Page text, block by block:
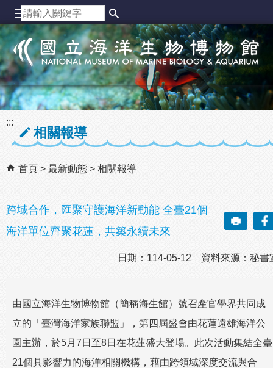
跳到主要內容區塊
:::
相關報導
首頁 最新動態 相關報導
跨域合作，匯聚守護海洋新動能 全臺21個
海洋單位齊聚花蓮，共築永續未來
日期：114-05-12 資料來源：秘書
由國立海洋生物博物館（簡稱海生館）號召產官學界共同成
立的「臺灣海洋家族聯盟」，第四屆盛會由花蓮遠雄海洋公
園主辦，於5月7日至8日在花蓮盛大登場。此次活動集結全臺
21個具影響力的海洋相關機構，藉由跨領域深度交流與合